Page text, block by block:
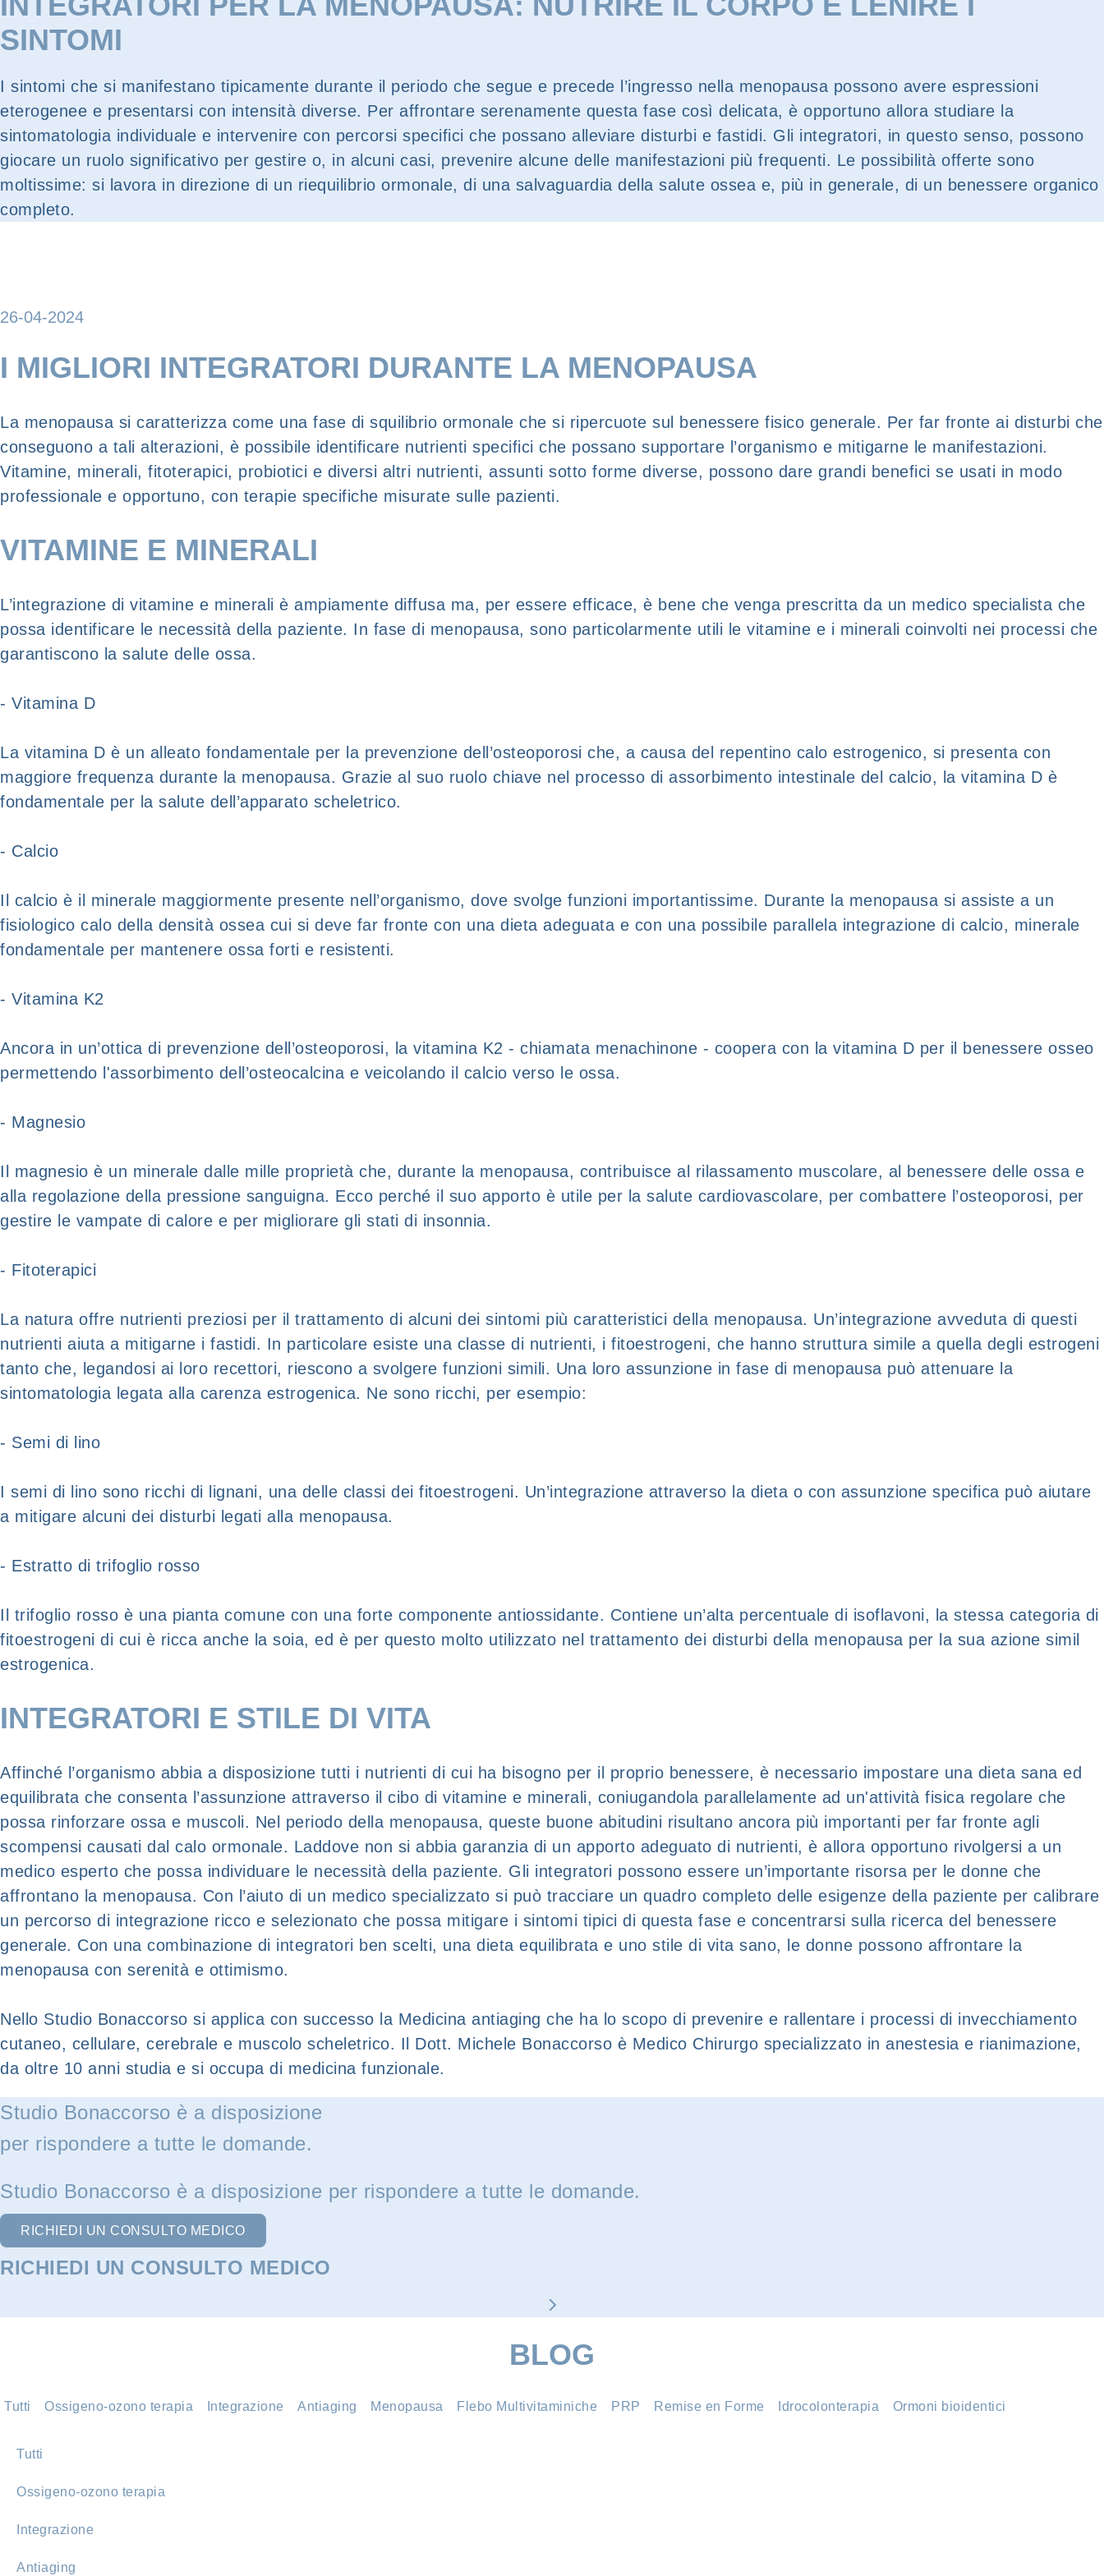
SINTOMI
I sintomi che si manifestano tipicamente durante il periodo che segue e precede l’ingresso nella menopausa possono avere espressioni
eterogenee e presentarsi con intensità diverse. Per affrontare serenamente questa fase così delicata, è opportuno allora studiare la
sintomatologia individuale e intervenire con percorsi specifici che possano alleviare disturbi e fastidi. Gli integratori, in questo senso, possono
giocare un ruolo significativo per gestire o, in alcuni casi, prevenire alcune delle manifestazioni più frequenti. Le possibilità offerte sono
moltissime: si lavora in direzione di un riequilibrio ormonale, di una salvaguardia della salute ossea e, più in generale, di un benessere organico
completo.
26-04-2024
I MIGLIORI INTEGRATORI DURANTE LA MENOPAUSA
La menopausa si caratterizza come una fase di squilibrio ormonale che si ripercuote sul benessere fisico generale. Per far fronte ai disturbi che
conseguono a tali alterazioni, è possibile identificare nutrienti specifici che possano supportare l’organismo e mitigarne le manifestazioni.
Vitamine, minerali, fitoterapici, probiotici e diversi altri nutrienti, assunti sotto forme diverse, possono dare grandi benefici se usati in modo
professionale e opportuno, con terapie specifiche misurate sulle pazienti.
VITAMINE E MINERALI
L’integrazione di vitamine e minerali è ampiamente diffusa ma, per essere efficace, è bene che venga prescritta da un medico specialista che
possa identificare le necessità della paziente. In fase di menopausa, sono particolarmente utili le vitamine e i minerali coinvolti nei processi che
garantiscono la salute delle ossa.
- Vitamina D
La vitamina D è un alleato fondamentale per la prevenzione dell’osteoporosi che, a causa del repentino calo estrogenico, si presenta con
maggiore frequenza durante la menopausa. Grazie al suo ruolo chiave nel processo di assorbimento intestinale del calcio, la vitamina D è
fondamentale per la salute dell’apparato scheletrico.
- Calcio
Il calcio è il minerale maggiormente presente nell’organismo, dove svolge funzioni importantissime. Durante la menopausa si assiste a un
fisiologico calo della densità ossea cui si deve far fronte con una dieta adeguata e con una possibile parallela integrazione di calcio, minerale
fondamentale per mantenere ossa forti e resistenti.
- Vitamina K2
Ancora in un’ottica di prevenzione dell’osteoporosi, la vitamina K2 - chiamata menachinone - coopera con la vitamina D per il benessere osseo
permettendo l'assorbimento dell’osteocalcina e veicolando il calcio verso le ossa.
- Magnesio
Il magnesio è un minerale dalle mille proprietà che, durante la menopausa, contribuisce al rilassamento muscolare, al benessere delle ossa e
alla regolazione della pressione sanguigna. Ecco perché il suo apporto è utile per la salute cardiovascolare, per combattere l’osteoporosi, per
gestire le vampate di calore e per migliorare gli stati di insonnia.
- Fitoterapici
La natura offre nutrienti preziosi per il trattamento di alcuni dei sintomi più caratteristici della menopausa. Un’integrazione avveduta di questi
nutrienti aiuta a mitigarne i fastidi. In particolare esiste una classe di nutrienti, i fitoestrogeni, che hanno struttura simile a quella degli estrogeni
tanto che, legandosi ai loro recettori, riescono a svolgere funzioni simili. Una loro assunzione in fase di menopausa può attenuare la
sintomatologia legata alla carenza estrogenica. Ne sono ricchi, per esempio:
- Semi di lino
I semi di lino sono ricchi di lignani, una delle classi dei fitoestrogeni. Un’integrazione attraverso la dieta o con assunzione specifica può aiutare
a mitigare alcuni dei disturbi legati alla menopausa.
- Estratto di trifoglio rosso
Il trifoglio rosso è una pianta comune con una forte componente antiossidante. Contiene un’alta percentuale di isoflavoni, la stessa categoria di
fitoestrogeni di cui è ricca anche la soia, ed è per questo molto utilizzato nel trattamento dei disturbi della menopausa per la sua azione simil
estrogenica.
INTEGRATORI E STILE DI VITA
Affinché l’organismo abbia a disposizione tutti i nutrienti di cui ha bisogno per il proprio benessere, è necessario impostare una dieta sana ed
equilibrata che consenta l’assunzione attraverso il cibo di vitamine e minerali, coniugandola parallelamente ad un'attività fisica regolare che
possa rinforzare ossa e muscoli. Nel periodo della menopausa, queste buone abitudini risultano ancora più importanti per far fronte agli
scompensi causati dal calo ormonale. Laddove non si abbia garanzia di un apporto adeguato di nutrienti, è allora opportuno rivolgersi a un
medico esperto che possa individuare le necessità della paziente. Gli integratori possono essere un’importante risorsa per le donne che
affrontano la menopausa. Con l’aiuto di un medico specializzato si può tracciare un quadro completo delle esigenze della paziente per calibrare
un percorso di integrazione ricco e selezionato che possa mitigare i sintomi tipici di questa fase e concentrarsi sulla ricerca del benessere
generale. Con una combinazione di integratori ben scelti, una dieta equilibrata e uno stile di vita sano, le donne possono affrontare la
menopausa con serenità e ottimismo.
Nello Studio Bonaccorso si applica con successo la Medicina antiaging che ha lo scopo di prevenire e rallentare i processi di invecchiamento
cutaneo, cellulare, cerebrale e muscolo scheletrico. Il Dott. Michele Bonaccorso è Medico Chirurgo specializzato in anestesia e rianimazione,
da oltre 10 anni studia e si occupa di medicina funzionale.
Studio Bonaccorso è a disposizione
per rispondere a tutte le domande.
Studio Bonaccorso è a disposizione per rispondere a tutte le domande.
RICHIEDI UN CONSULTO MEDICO
RICHIEDI UN CONSULTO MEDICO
BLOG
Tutti Ossigeno-ozono terapia Integrazione Antiaging Menopausa Flebo Multivitaminiche PRP Remise en Forme Idrocolonterapia Ormoni bioidentici
Tutti
Ossigeno-ozono terapia
Integrazione
Antiaging